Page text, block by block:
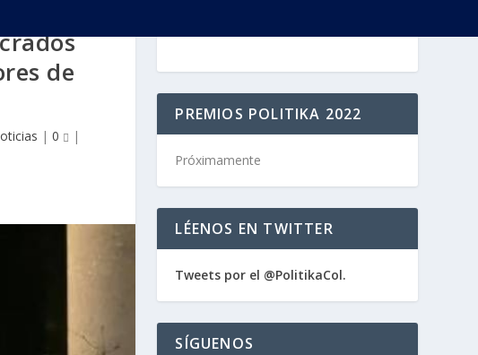
de
| 0 |
PREMIOS POLITIKA 2022
Próximamente
LÉENOS EN TWITTER
Tweets por el @PolitikaCol.
SÍGUENOS